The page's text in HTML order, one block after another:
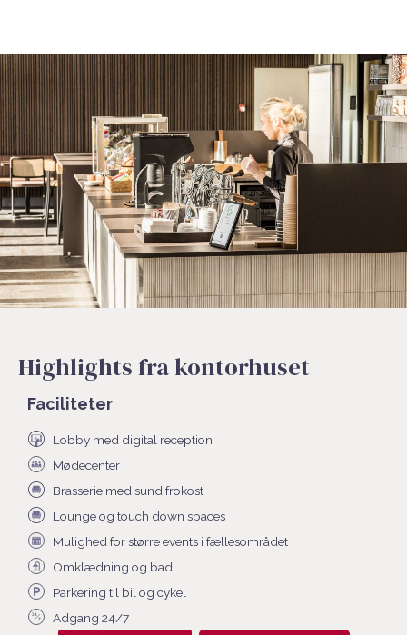
Highlights fra kontorhuset
Faciliteter
Lobby med digital reception
Mødecenter
Brasserie med sund frokost
Lounge og touch down spaces
Mulighed for større events i fællesområdet
Omklædning og bad
Parkering til bil og cykel
Adgang 24/7